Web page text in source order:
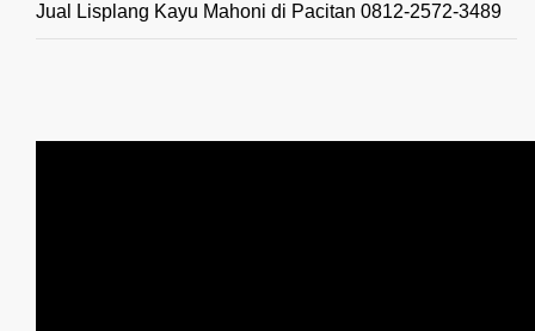
Jual Lisplang Kayu Mahoni di Pacitan 0812-2572-3489